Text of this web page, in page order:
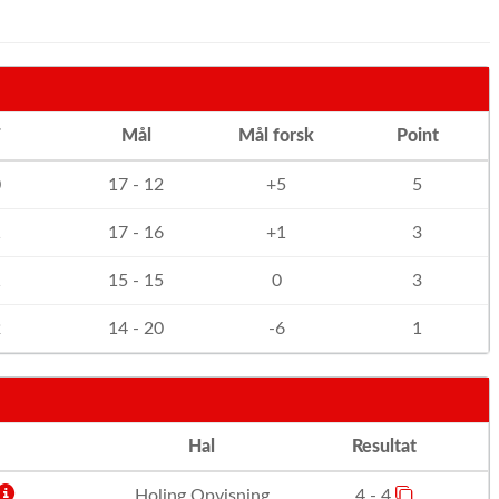
Mål Mål forsk Point
17 - 12 +5 5
17 - 16 +1 3
15 - 15 0 3
14 - 20 -6 1
Hal Resultat